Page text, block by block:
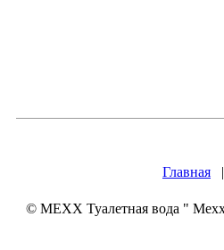
Главная
© MEXX Туалетная вода "